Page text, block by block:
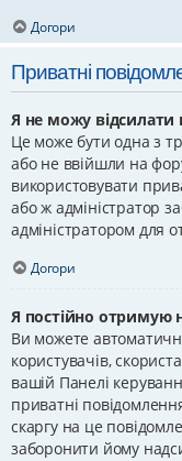
Догори
Приватні
Я не можу відсилати
Це може бути одна з
або не ввійшли на
використовувати
або ж адміністратор
адміністратором для
Догори
Я постійно отримую
Ви можете
користувачів,
вашій Панелі
приватні
скаргу на це
заборонити йому